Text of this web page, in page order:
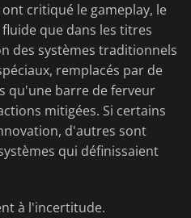
critiqué le gameplay, le
que dans les titres
des systèmes traditionnels
remplacés par de
qu'une barre de ferveur
mitigées. Si certains
d'autres sont
qui définissaient
à l'incertitude.